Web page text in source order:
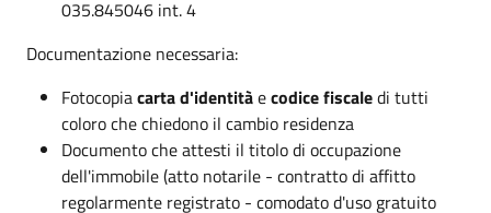
035.845046 int. 4
Documentazione necessaria:
Fotocopiacarta d'identitàecodice fiscaledi tutti
coloro che chiedono il cambio residenza
Documento che attesti il titolo di occupazione
dell'immobile (atto notarile - contratto di affitto
regolarmente registrato - comodato d'uso gratuito